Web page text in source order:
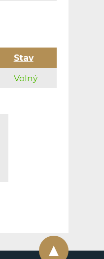
Stav
Volný